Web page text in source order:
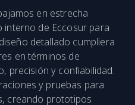
en estrecha
interno de Eccosur para
detallado cumpliera
en términos de
precisión y confiabilidad.
y pruebas para
creando prototipos